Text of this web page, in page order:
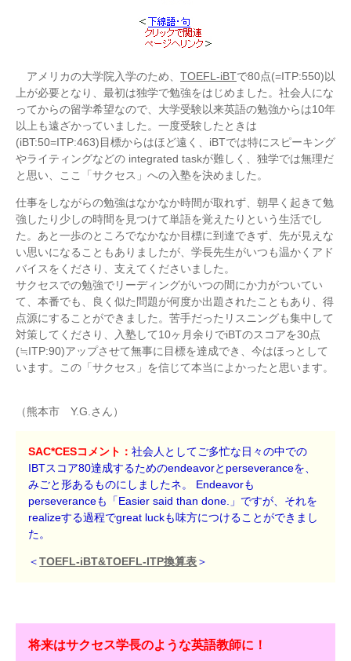
アメリカの大学院入学のため、 TOEFL-iBTで80点(=ITP:550)以
上が必要となり、最初は独学で勉強をはじめました。社会人にな
ってからの留学希望なので、大学受験以来英語の勉強からは10年
以上も遠ざかっていました。一度受験したときは
(iBT:50=ITP:463)目標からはほど遠く、iBTでは特にスピーキング
やライティングなどの integrated taskが難しく、独学では無理だ
と思い、ここ「サクセス」への入塾を決めました。
仕事をしながらの勉強はなかなか時間が取れず、朝早く起きて勉
強したり少しの時間を見つけて単語を覚えたりという生活でし
た。あと一歩のところでなかなか目標に到達できず、先が見えな
い思いになることもありましたが、学長先生がいつも温かくアド
バイスをくださり、支えてくださいました。
サクセスでの勉強でリーディングがいつの間にか力がついてい
て、本番でも、良く似た問題が何度か出題されたこともあり、得
点源にすることができました。苦手だったリスニングも集中して
対策してくださり、入塾して10ヶ月余りでiBTのスコアを30点
(≒ITP:90)アップさせて無事に目標を達成でき、今はほっとして
います。この「サクセス」を信じて本当によかったと思います。
（熊本市 Y.G.さん）
SAC*CESコメント：社会人としてご多忙な日々の中での
IBTスコア80達成するためのendeavorとperseveranceを、
みごと形あるものにしましたネ。 Endeavorも
perseveranceも「Easier said than done.」ですが、それを
realizeする過程でgreat luckも味方につけることができまし
た。
＜TOEFL-iBT&TOEFL-ITP換算表＞
将来はサクセス学長のような英語教師に！